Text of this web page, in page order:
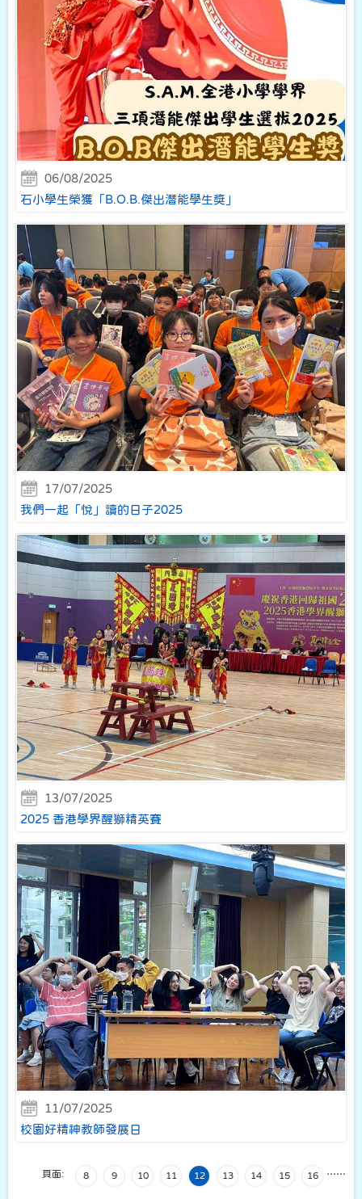
06/08/2025
石小學生榮獲「B.O.B.傑出潛能學生獎」
17/07/2025
我們一起「悅」讀的日子2025
13/07/2025
2025 香港學界醒獅精英賽
11/07/2025
校園好精神教師發展日
頁面: …
8 9 10 11 12 13 14 15 16 …